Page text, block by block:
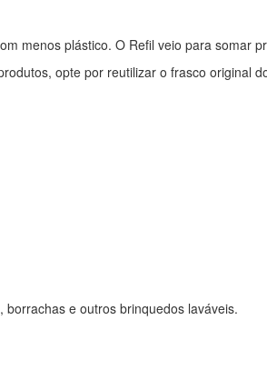
menos plástico. O Refil veio para somar
opte por reutilizar o frasco original
e outros brinquedos laváveis.